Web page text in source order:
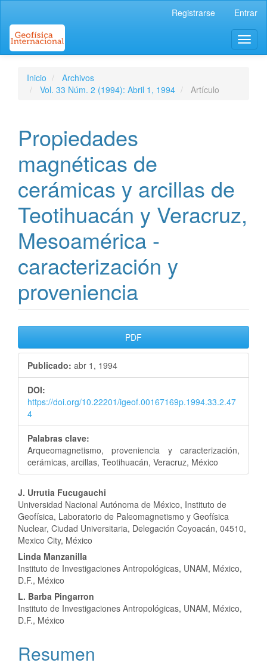
Contenido
principal
Barra
Registrarse Entrar
Inicio
Archivos
Vol. 33 Núm. 2 (1994): Abril 1, 1994
Artículo
Propiedades
magnéticas de
cerámicas y arcillas de
Teotihuacán y Veracruz,
Mesoamérica -
caracterización y
proveniencia
Barra
lateral
del
artículo
PDF
Publicado: abr 1, 1994
DOI:
https://doi.org/10.22201/igeof.00167169p.1994.33.2.47
4
Palabras clave:
Arqueomagnetismo, proveniencia y caracterización,
cerámicas, arcillas, Teotihuacán, Veracruz, México
Contenido
principal
del
artículo
J. Urrutia Fucugauchi
Universidad Nacional Autónoma de México, Instituto de
Geofísica, Laboratorio de Paleomagnetismo y Geofísica
Nuclear, Ciudad Universitaria, Delegación Coyoacán, 04510,
Mexico City, México
Linda Manzanilla
Instituto de Investigaciones Antropológicas, UNAM, México,
D.F., México
L. Barba Pingarron
Instituto de Investigaciones Antropológicas, UNAM, México,
D.F., México
Resumen